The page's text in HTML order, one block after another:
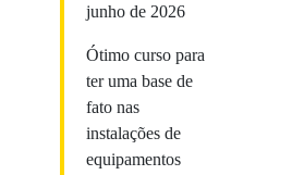
junho de 2026
Ótimo curso para
ter uma base de
fato nas
instalações de
equipamentos